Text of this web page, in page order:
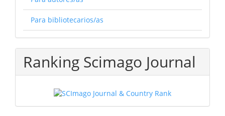
Para bibliotecarios/as
Ranking Scimago Journal